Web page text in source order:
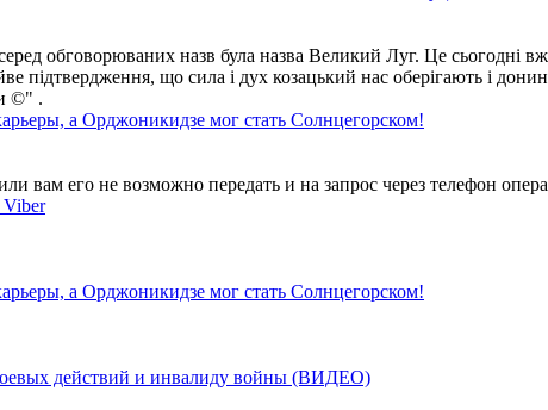
обговорюваних назв була назва Великий Луг. Це сьогодні
підтвердження, що сила і дух козацький нас оберігають і
©" .
а Орджоникидзе мог стать Солнцегорском!
вам его не возможно передать и на запрос через телефон
Viber
а Орджоникидзе мог стать Солнцегорском!
действий и инвалиду войны (ВИДЕО)